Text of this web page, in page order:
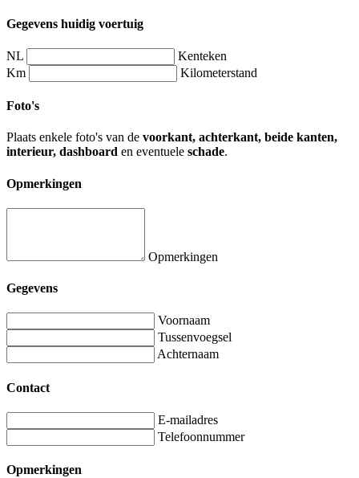
Gegevens huidig voertuig
NL
Kenteken
Km
Kilometerstand
Foto's
Plaats enkele foto's van de voorkant, achterkant, beide kanten,
interieur, dashboard en eventuele schade.
Opmerkingen
Opmerkingen
Gegevens
Voornaam
Tussenvoegsel
Achternaam
Contact
E-mailadres
Telefoonnummer
Opmerkingen